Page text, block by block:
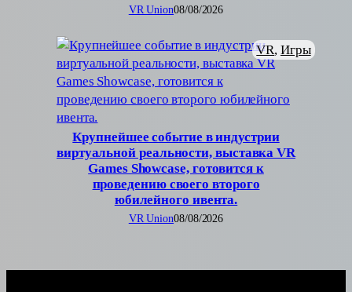
VR Union08/08/2026
Крупнейшее событие в индустрии
виртуальной реальности, выставка VR
Games Showcase, готовится к
проведению своего второго
юбилейного ивента.
VR, Игры
VR Union08/08/2026